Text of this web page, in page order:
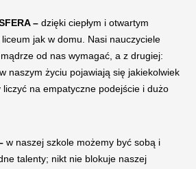
– dzięki ciepłym i otwartym
jak w domu. Nasi nauczyciele
od nas wymagać, a z drugiej:
naszym życiu pojawiają się jakiekolwiek
na empatyczne podejście i dużo
w naszej szkole możemy być sobą i
talenty; nikt nie blokuje naszej